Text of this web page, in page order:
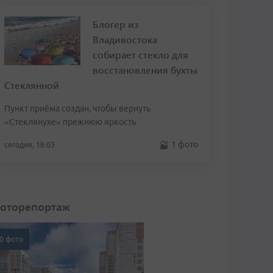
Блогер из
Владивостока
собирает стекло для
восстановления бухты
Стеклянной
Пункт приёма создан, чтобы вернуть
«Стеклянухе» прежнюю яркость
сегодня, 18:03 1 фото
фото